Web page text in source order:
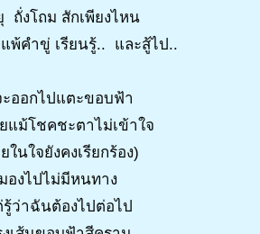
ถั่งโถม สักเพียงไหน
พ้คำขู่ เรียนรู้.. และสู้ไป..
ะออกไปแตะขอบฟ้า
แม้โชคชะตาไม่เข้าใจ
ในใจยังคงเรียกร้อง)
มองไปไม่มีหนทาง
ว่าฉันต้องไปต่อไป